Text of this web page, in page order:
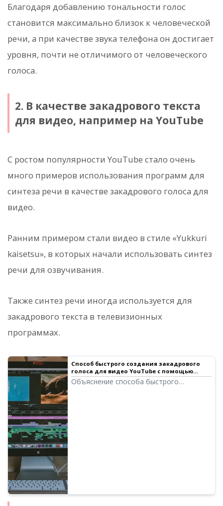
Благодаря добавлению тональности голос
становится максимально близок к человеческой
речи, а при качестве звука телефона он достигает
уровня, почти не отличимого от человеческого
голоса.
2. В качестве закадрового текста
для видео, например на YouTube
С ростом популярности YouTube стало очень
много примеров использования программ для
синтеза речи в качестве закадрового голоса для
видео.
Ранним примером стали видео в стиле «Yukkuri
kaisetsu», в которых начали использовать синтез
речи для озвучивания.
Также синтез речи иногда используется для
закадрового текста в телевизионных
программах.
Способ быстрого создания закадрового
голоса для видео YouTube с помощью
софта для синтеза речи. Советы и
ключевые моменты | Ondoku
Объяснение способа быстрого